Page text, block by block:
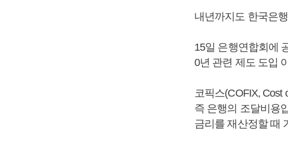
내년까지도 한국은
15일 은행연합회에
0년 관련 제도 도입
코픽스(COFIX, Cost
즉 은행의 조달비용
금리를 재산정할 때